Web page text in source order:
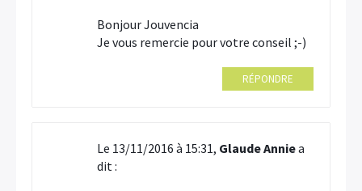
Bonjour Jouvencia
Je vous remercie pour votre conseil ;-)
RÉPONDRE
Le 13/11/2016 à 15:31, Glaude Anniea
dit :